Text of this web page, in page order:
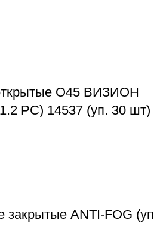
О45 ВИЗИОН
PC) 14537 (уп. 30 шт)
закрытые ANTI-FOG (уп